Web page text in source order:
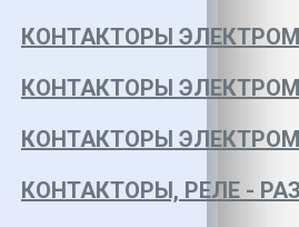
КОНТАКТОРЫ
КОНТАКТОРЫ
КОНТАКТОРЫ
КОНТАКТОРЫ, РЕЛЕ -